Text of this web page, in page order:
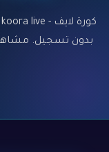
بدون تسجيل.